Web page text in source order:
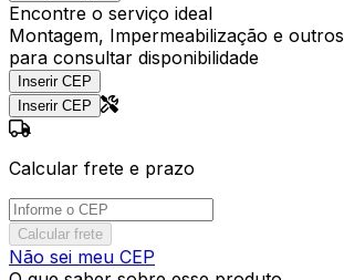
Encontre o serviço ideal
Montagem, Impermeabilização e outros
para consultar disponibilidade
Inserir CEP
Inserir CEP
Calcular frete e prazo
Calcular frete
Não sei meu CEP